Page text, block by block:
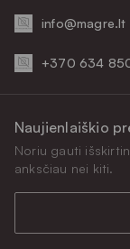
info@magre.lt
+370 634
Naujienlaiškio
Noriu gauti
anksčiau nei kiti.